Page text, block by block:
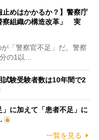
止めはかかるか？】警察庁
察組織の構造改革」 実
「警察官不足」だ。警察
の1以…
試験受験者数は10年間で2
」に加えて「患者不足」に
一覧を見る